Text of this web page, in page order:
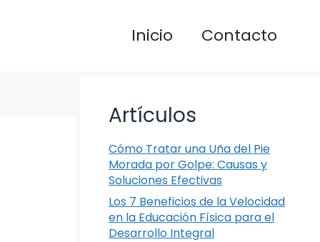
Inicio Contacto
Artículos
Cómo Tratar una Uña del Pie
Morada por Golpe: Causas y
Soluciones Efectivas
Los 7 Beneficios de la Velocidad
en la Educación Física para el
Desarrollo Integral